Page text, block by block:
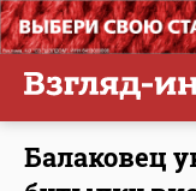
Балаковец